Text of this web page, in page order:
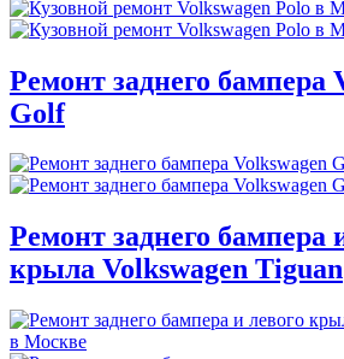
Ремонт заднего бампера
Golf
Ремонт заднего бампера
крыла Volkswagen Tiguan